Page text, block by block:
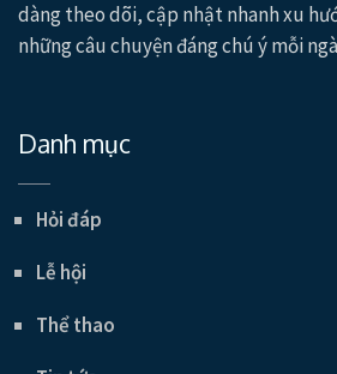
dàng theo dõi, cập nhật nhanh xu
những câu chuyện đáng chú ý mỗi
Danh mục
Hỏi đáp
Lễ hội
Thể thao